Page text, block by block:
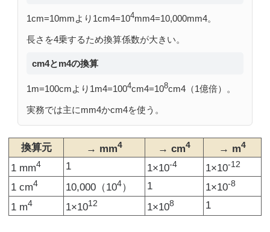
1cm=10mmより1cm4=104mm4=10,000mm4。
長さを4乗するため換算係数が大きい。
cm4とm4の換算
1m=100cmより1m4=1004cm4=108cm4（1億倍）。
実務では主にmm4かcm4を使う。
換算元 → mm4 → cm4 → m4
1 mm4 1 1×10-4 1×10-12
1 cm4 10,000（104） 1 1×10-8
1 m4 1×1012 1×108 1